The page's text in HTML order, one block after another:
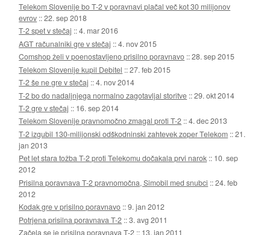
Telekom Slovenije bo T-2 v poravnavi plačal več kot 30 milijonov
evrov ::22. sep 2018
T-2 spet v stečaj ::4. mar 2016
AGT računalniki gre v stečaj ::4. nov 2015
Comshop želi v poenostavljeno prisilno poravnavo ::28. sep 2015
Telekom Slovenije kupil Debitel ::27. feb 2015
T-2 še ne gre v stečaj ::4. nov 2014
T-2 bo do nadaljnjega normalno zagotavljal storitve ::29. okt 2014
T-2 gre v stečaj :: 16. sep 2014
Telekom Slovenije pravnomočno zmagal proti T-2 ::4. dec 2013
T-2 izgubil 130-milijonski odškodninski zahtevek zoper Telekom ::21.
jan 2013
Pet let stara tožba T-2 proti Telekomu dočakala prvi narok :: 10. sep
2012
Prisilna poravnava T-2 pravnomočna, Simobil med snubci ::24. feb
2012
Kodak gre v prisilno poravnavo ::9. jan 2012
Potrjena prisilna poravnava T-2 ::3. avg 2011
Začela se je prisilna poravnava T-2 :: 13. jan 2011